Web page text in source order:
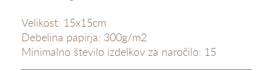
Velikost: 15x15cm
Debelina papirja: 300g/m2
Minimalno število izdelkov za naročilo: 15